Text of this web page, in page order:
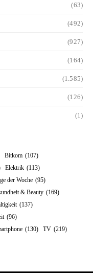
(63)
(492)
(927)
(164)
(1.585)
(126)
(1)
Bitkom (107)
Elektrik (113)
der Woche (95)
& Beauty (169)
(137)
(96)
(130) TV (219)